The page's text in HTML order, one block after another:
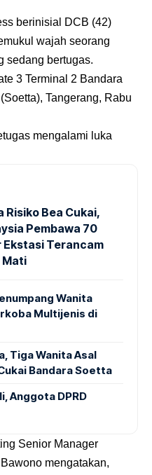
berinisial DCB (42)
wajah seorang
sedang bertugas.
3 Terminal 2 Bandara
Tangerang, Rabu
mengalami luka
Risiko Bea Cukai,
Pembawa 70
Ekstasi Terancam
Mati
Wanita
Multijenis di
Tiga Wanita Asal
Bandara Soetta
Anggota DPRD
Senior Manager
mengatakan,